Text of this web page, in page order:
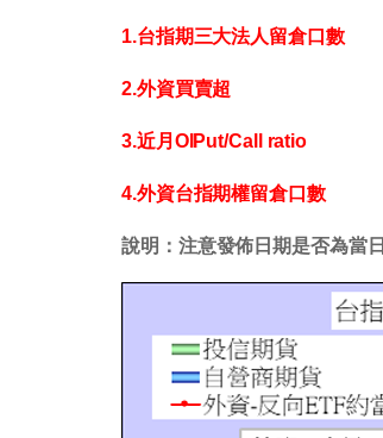
1.台指期三大法人留倉口數
2.外資買賣超
3.近月OIPut/Call ratio
4.外資台指期權留倉口數
說明：注意發佈日期是否為當日